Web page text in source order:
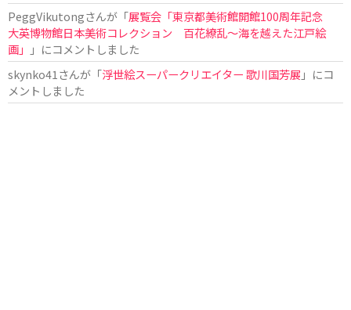
PeggVikutongさんが「展覧会「東京都美術館開館100周年記念
大英博物館日本美術コレクション 百花繚乱〜海を越えた江戸絵
画」
」にコメントしました
skynko41 さんが「浮世絵スーパークリエイター 歌川国芳展 」にコ
メントしました